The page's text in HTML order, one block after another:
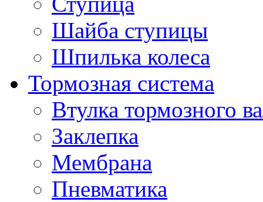
Шайба ступицы
Шпилька колеса
Тормозная система
Втулка тормозного
Заклепка
Мембрана
Пневматика